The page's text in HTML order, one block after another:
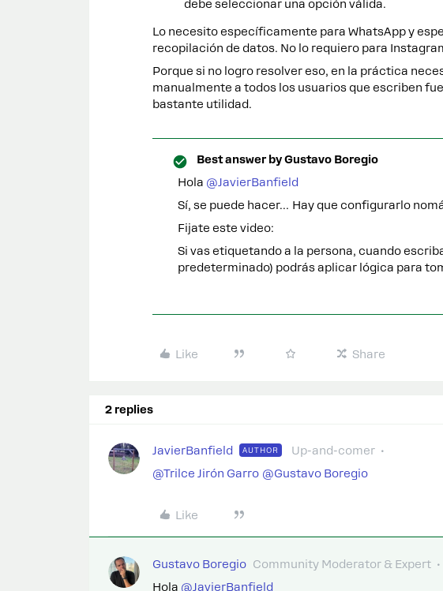
debe seleccionar una opción válida.
Lo necesito específicamente para WhatsApp y
recopilación de datos. No lo requiero para
Porque si no logro resolver eso, en la práctica
manualmente a todos los usuarios que escriben
bastante utilidad.
Best answer byGustavo Boregio
Hola ​ @JavierBanfield
Sí, se puede hacer… Hay que configurarlo
Fijate este video:
Si vas etiquetando a la persona, cuando
predeterminado) podrás aplicar lógica para
Like Share
2 replies
JavierBanfield AUTHOR Up-and-comer
@Trilce Jirón Garro @Gustavo Boregio
Like
Gustavo Boregio Community Moderator & Expert
Hola ​ @JavierBanfield